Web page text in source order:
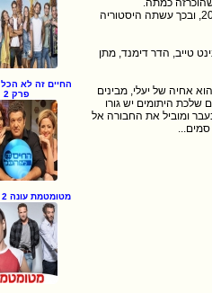
הסדרה זכתה בפרס הסדרה הטובה ביותר בפסטיבל קאן 2018, ובכך עשתה היסטוריה
טייב, הדר דימנד, מתן
אחיה של יעלי, מבינים
שלכת היתומים יש גורו
ומוביל את החבורה אל
סמים...
פרק 2
מטומטמת עונה 2 - פרק 20